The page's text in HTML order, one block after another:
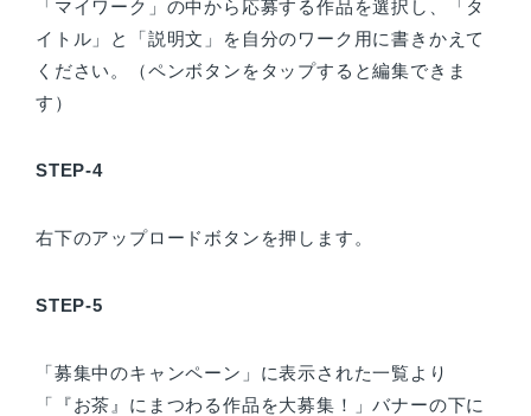
「マイワーク」の中から応募する作品を選択し、「タ
イトル」と「説明文」を自分のワーク用に書きかえて
ください。（ペンボタンをタップすると編集できま
す）
STEP-4
右下のアップロードボタンを押します。
STEP-5
「募集中のキャンペーン」に表示された一覧より
「『お茶』にまつわる作品を大募集！」バナーの下に